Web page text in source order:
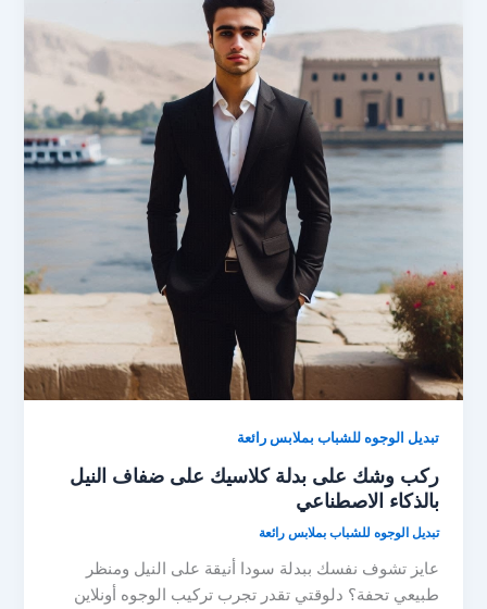
تبديل الوجوه للشباب بملابس رائعة
ركب وشك على بدلة كلاسيك على ضفاف النيل
بالذكاء الاصطناعي
تبديل الوجوه للشباب بملابس رائعة
عايز تشوف نفسك ببدلة سودا أنيقة على النيل ومنظر
طبيعي تحفة؟ دلوقتي تقدر تجرب تركيب الوجوه أونلاين